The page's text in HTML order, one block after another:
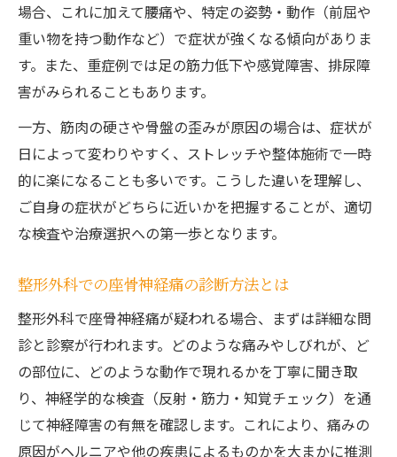
場合、これに加えて腰痛や、特定の姿勢・動作（前屈や
重い物を持つ動作など）で症状が強くなる傾向がありま
す。また、重症例では足の筋力低下や感覚障害、排尿障
害がみられることもあります。
一方、筋肉の硬さや骨盤の歪みが原因の場合は、症状が
日によって変わりやすく、ストレッチや整体施術で一時
的に楽になることも多いです。こうした違いを理解し、
ご自身の症状がどちらに近いかを把握することが、適切
な検査や治療選択への第一歩となります。
整形外科での座骨神経痛の診断方法とは
整形外科で座骨神経痛が疑われる場合、まずは詳細な問
診と診察が行われます。どのような痛みやしびれが、ど
の部位に、どのような動作で現れるかを丁寧に聞き取
り、神経学的な検査（反射・筋力・知覚チェック）を通
じて神経障害の有無を確認します。これにより、痛みの
原因がヘルニアや他の疾患によるものかを大まかに推測